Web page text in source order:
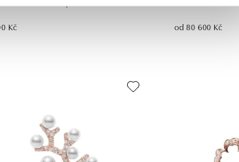
Kč od 80 600 Kč